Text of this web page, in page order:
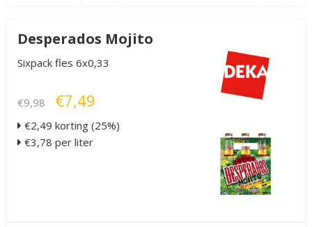
Desperados Mojito
Sixpack fles 6x0,33
€9,98 €7,49
€2,49 korting (25%)
€3,78 per liter